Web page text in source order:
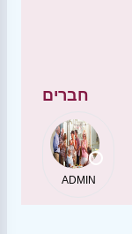
חברים
ADMIN